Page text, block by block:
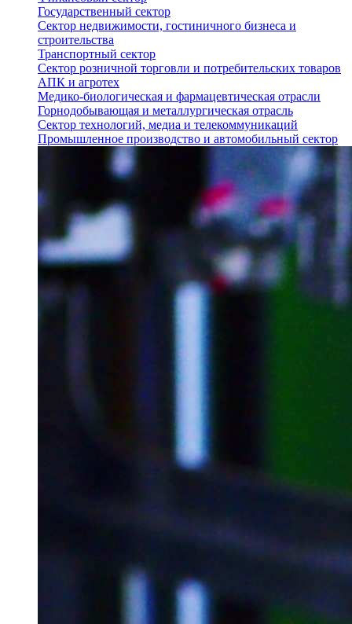
Государственный сектор
Сектор недвижимости, гостиничного бизнеса и
строительства
Транспортный сектор
Сектор розничной торговли и потребительских товаров
АПК и агротех
Медико-биологическая и фармацевтическая отрасли
Горнодобывающая и металлургическая отрасль
Сектор технологий, медиа и телекоммуникаций
Промышленное производство и автомобильный сектор